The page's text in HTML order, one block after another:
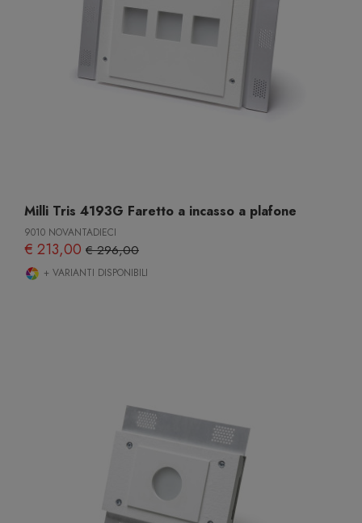
Milli Tris 4193G Faretto a incasso a plafone
9010 NOVANTADIECI
€ 213,00 € 296,00
+ VARIANTI DISPONIBILI